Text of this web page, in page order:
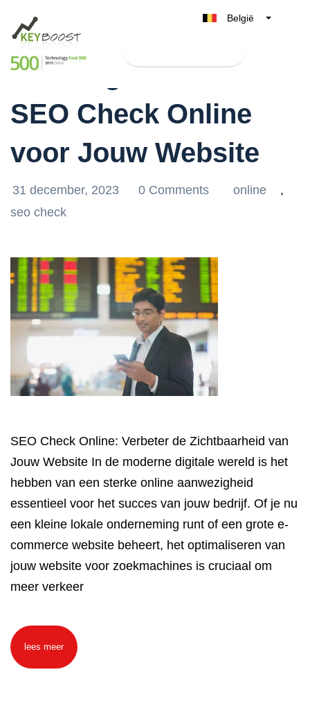
België
Nederland
UK
España
Ontvang een Gratis
SEO Check Online
voor Jouw Website
31 december, 2023 0 Comments online
,
seo check
SEO Check Online: Verbeter de Zichtbaarheid van
Jouw Website In de moderne digitale wereld is het
hebben van een sterke online aanwezigheid
essentieel voor het succes van jouw bedrijf. Of je nu
een kleine lokale onderneming runt of een grote e-
commerce website beheert, het optimaliseren van
jouw website voor zoekmachines is cruciaal om
meer verkeer
lees meer